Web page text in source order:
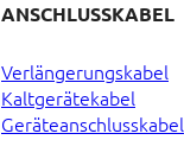
ANSCHLUSSKABEL
Verlängerungskabel
Kaltgerätekabel
Geräteanschlusskabel